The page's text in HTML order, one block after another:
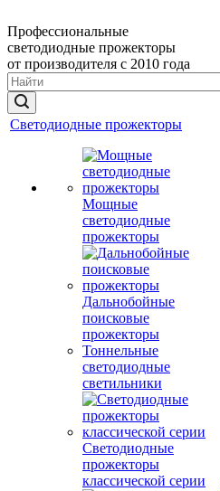
Профессиональные
светодиодные прожекторы
от производителя с 2010 года
Светодиодные прожекторы
Мощные
светодиодные
прожекторы
Дальнобойные
поисковые
прожекторы
Тоннельные
светодиодные
светильники
Светодиодные
прожекторы
классической серии